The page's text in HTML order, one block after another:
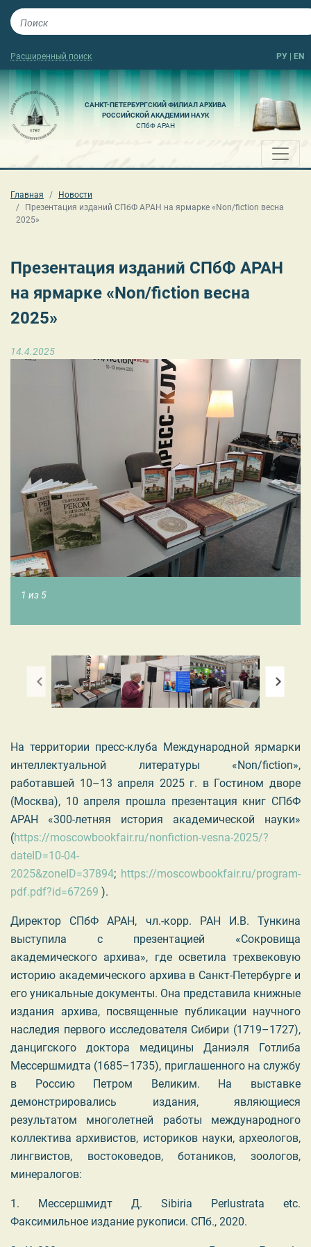
Расширенный поиск РУ EN
САНКТ-ПЕТЕРБУРГСКИЙ ФИЛИАЛ АРХИВА
РОССИЙСКОЙ АКАДЕМИИ НАУК
СПбФ АРАН
Главная
Новости
Презентация изданий СПбФ АРАН на ярмарке «Non/fiction весна
2025»
Презентация изданий СПбФ АРАН
на ярмарке «Non/fiction весна
2025»
14.4.2025
1 из 5
На территории пресс-клуба Международной ярмарки
интеллектуальной литературы «Non/fiction»,
работавшей 10–13 апреля 2025 г. в Гостином дворе
(Москва), 10 апреля прошла презентация книг СПбФ
АРАН «300-летняя история академической науки»
(https://moscowbookfair.ru/nonfiction-vesna-2025/?
dateID=10-04-
2025&zoneID=37894; https://moscowbookfair.ru/program-
pdf.pdf?id=67269 ).
Директор СПбФ АРАН, чл.-корр. РАН И.В. Тункина
выступила с презентацией «Сокровища
академического архива», где осветила трехвековую
историю академического архива в Санкт-Петербурге и
его уникальные документы. Она представила книжные
издания архива, посвященные публикации научного
наследия первого исследователя Сибири (1719–1727),
данцигского доктора медицины Даниэля Готлиба
Мессершмидта (1685–1735), приглашенного на службу
в Россию Петром Великим. На выставке
демонстрировались издания, являющиеся
результатом многолетней работы международного
коллектива архивистов, историков науки, археологов,
лингвистов, востоковедов, ботаников, зоологов,
минералогов:
1. Мессершмидт Д. Sibiria Perlustrata etc.
Факсимильное издание рукописи. СПб., 2020.